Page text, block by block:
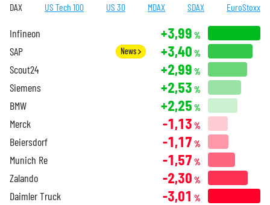
DAX US Tech 100 US 30 MDAX SDAX EuroStoxx
Infineon +3,99 %
SAP News +3,40 %
Scout24 +2,99 %
Siemens +2,53 %
BMW +2,25 %
Merck -1,13 %
Beiersdorf -1,17 %
Munich Re -1,57 %
Zalando -2,30 %
Daimler Truck -3,01 %